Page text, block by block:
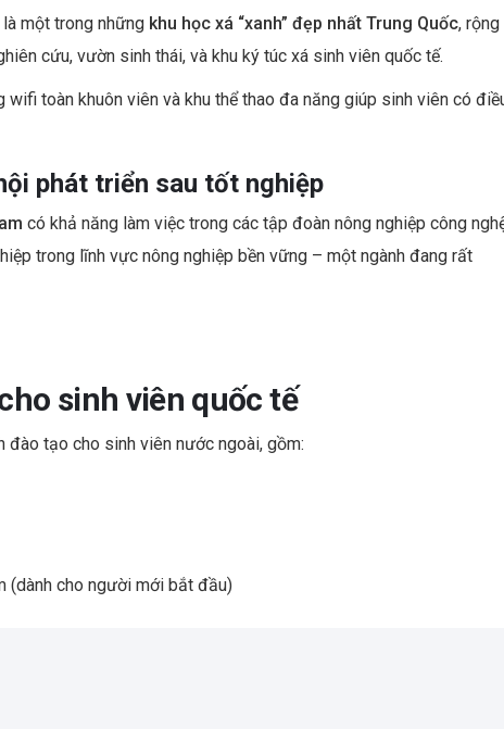
một trong những khu học xá “xanh” đẹp nhất Trung Quốc, rộng
cứu, vườn sinh thái, và khu ký túc xá sinh viên quốc tế.
toàn khuôn viên và khu thể thao đa năng giúp sinh viên có
phát triển sau tốt nghiệp
có khả năng làm việc trong các tập đoàn nông nghiệp công
trong lĩnh vực nông nghiệp bền vững – một ngành đang rất
sinh viên quốc tế
đào tạo cho sinh viên nước ngoài, gồm:
(dành cho người mới bắt đầu)